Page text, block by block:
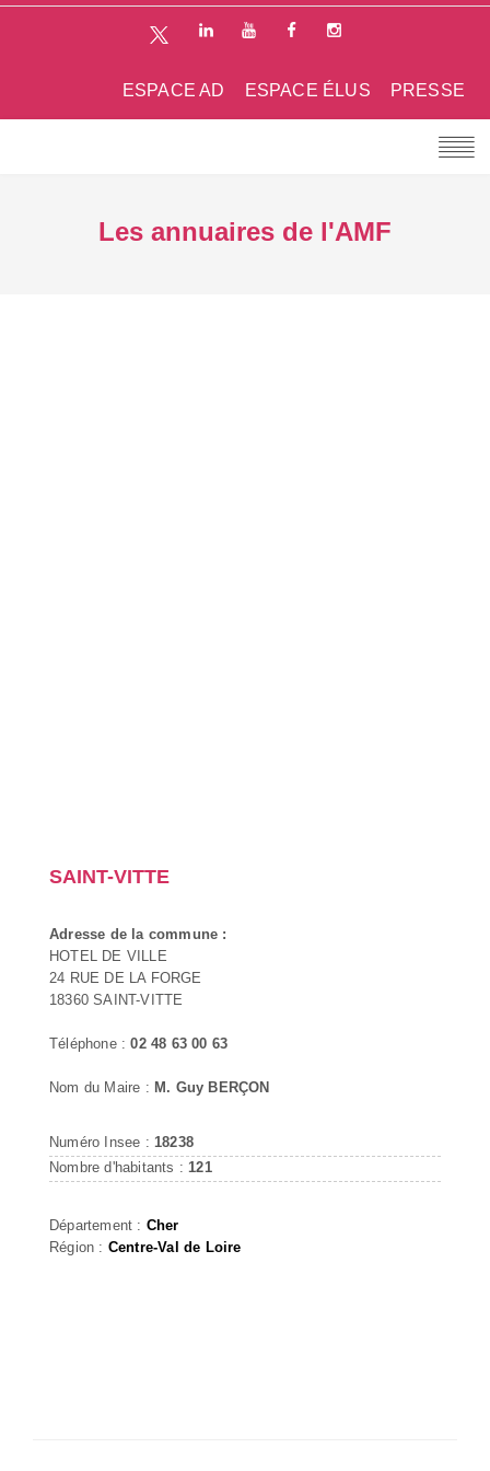
PRESSE
ESPACE ÉLUS
ESPACE AD
Les annuaires de l'AMF
SAINT-VITTE
Adresse de la commune :
HOTEL DE VILLE
24 RUE DE LA FORGE
18360 SAINT-VITTE
Téléphone :02 48 63 00 63
Nom du Maire : M. Guy BERÇON
Numéro Insee : 18238
Nombre d'habitants : 121
Département : Cher
Région : Centre-Val de Loire